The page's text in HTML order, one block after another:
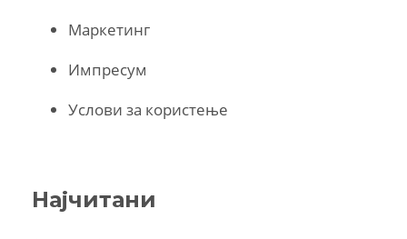
Маркетинг
Импресум
Услови за користење
Најчитани